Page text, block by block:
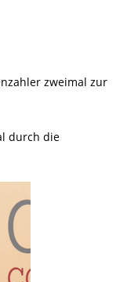
zweimal zur
durch die